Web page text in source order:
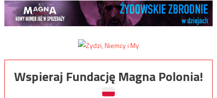
Wspieraj Fundację Magna Polonia!